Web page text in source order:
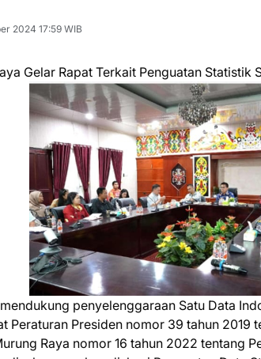
2024 17:59 WIB
Gelar Rapat Terkait Penguatan Statistik
penyelenggaraan Satu Data
Peraturan Presiden nomor 39 tahun 2019
Raya nomor 16 tahun 2022 tentang